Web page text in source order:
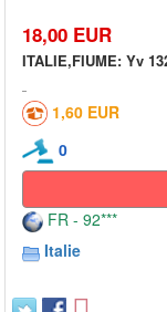
18,00 EUR
ITALIE,FIUME: Yv
1,60 EUR
0
FR - 92***
Italie